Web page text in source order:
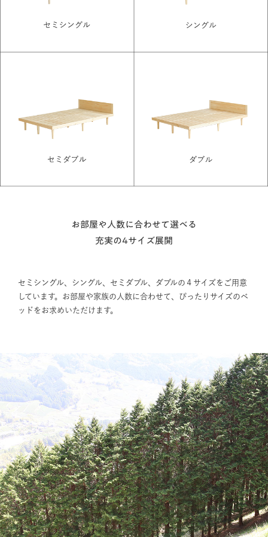
お部屋や人数に合わせて選べる
充実の4サイズ展開
セミシングル、シングル、セミダブル、ダブルの４サイズをご用意
しています。お部屋や家族の人数に合わせて、ぴったりサイズのベ
ッドをお求めいただけます。